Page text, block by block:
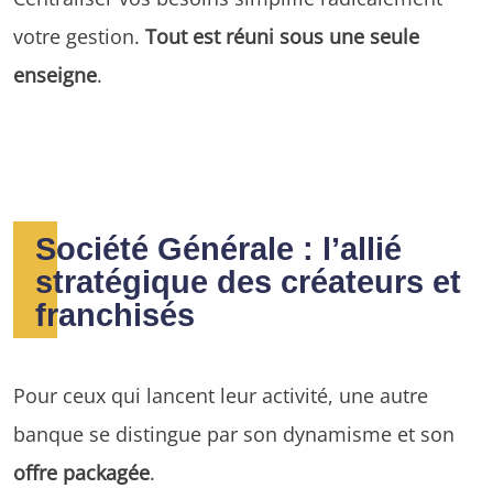
votre gestion. Tout est réuni sous une seule
enseigne.
Société Générale : l’allié
stratégique des créateurs et
franchisés
Pour ceux qui lancent leur activité, une autre
banque se distingue par son dynamisme et son
offre packagée.